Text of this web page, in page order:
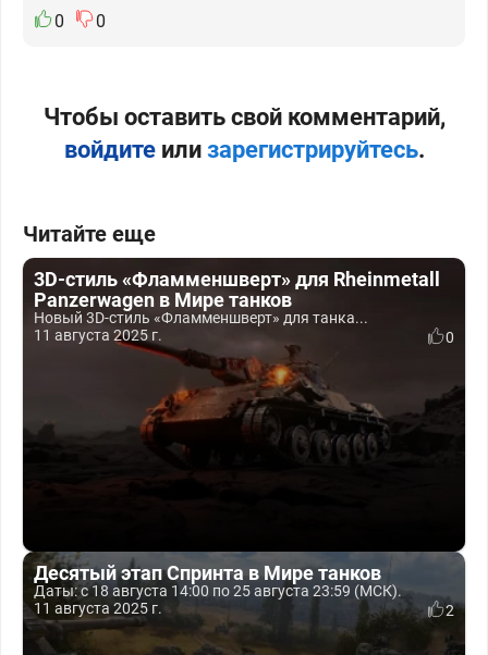
0
0
Чтобы оставить свой комментарий,
войдитеили зарегистрируйтесь.
Читайте еще
3D-стиль «Фламменшверт» для Rheinmetall
Panzerwagen в Мире танков
Новый 3D-стиль «Фламменшверт» для танка...
11 августа 2025 г.
0
Десятый этап Спринта в Мире танков
Даты: с 18 августа 14:00 по 25 августа 23:59 (МСК).
11 августа 2025 г.
2